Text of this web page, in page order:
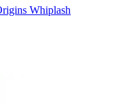
Whiplash